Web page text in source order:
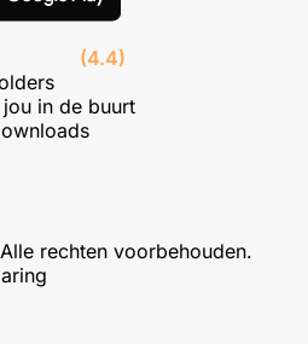
(4.4)
in de buurt
rechten voorbehouden.